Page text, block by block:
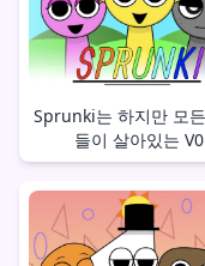
Sprunki는 하지만 모
들이 살아있는 V0